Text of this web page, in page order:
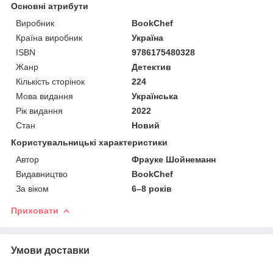
Основні атрибути
Виробник
BookChef
Країна виробник
Україна
ISBN
9786175480328
Жанр
Детектив
Кількість сторінок
224
Мова видання
Українська
Рік видання
2022
Стан
Новий
Користувальницькі характеристики
Автор
Фрауке Шойнеманн
Видавництво
BookChef
За віком
6–8 років
Приховати
Умови доставки